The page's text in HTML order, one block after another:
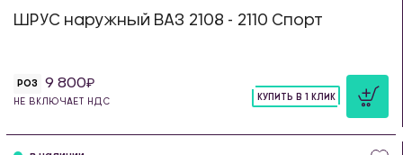
ШРУС наружный ВАЗ 2108 - 2110 Спорт
РОЗ 9 800
НЕ ВКЛЮЧАЕТ НДС
КУПИТЬ В 1 КЛИК